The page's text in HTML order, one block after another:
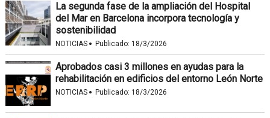
La segunda fase de la ampliación del Hospital
del Mar en Barcelona incorpora tecnología y
sostenibilidad
NOTICIAS · Publicado: 18/3/2026
Aprobados casi 3 millones en ayudas para la
rehabilitación en edificios del entorno León Norte
NOTICIAS · Publicado: 18/3/2026